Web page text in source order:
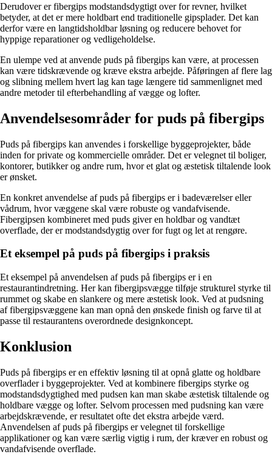
Derudover er fibergips modstandsdygtigt over for revner, hvilket
betyder, at det er mere holdbart end traditionelle gipsplader. Det kan
derfor være en langtidsholdbar løsning og reducere behovet for
hyppige reparationer og vedligeholdelse.
En ulempe ved at anvende puds på fibergips kan være, at processen
kan være tidskrævende og kræve ekstra arbejde. Påføringen af flere lag
og slibning mellem hvert lag kan tage længere tid sammenlignet med
andre metoder til efterbehandling af vægge og lofter.
Anvendelsesområder for puds på fibergips
Puds på fibergips kan anvendes i forskellige byggeprojekter, både
inden for private og kommercielle områder. Det er velegnet til boliger,
kontorer, butikker og andre rum, hvor et glat og æstetisk tiltalende look
er ønsket.
En konkret anvendelse af puds på fibergips er i badeværelser eller
vådrum, hvor væggene skal være robuste og vandafvisende.
Fibergipsen kombineret med puds giver en holdbar og vandtæt
overflade, der er modstandsdygtig over for fugt og let at rengøre.
Et eksempel på puds på fibergips i praksis
Et eksempel på anvendelsen af puds på fibergips er i en
restaurantindretning. Her kan fibergipsvægge tilføje strukturel styrke til
rummet og skabe en slankere og mere æstetisk look. Ved at pudsning
af fibergipsvæggene kan man opnå den ønskede finish og farve til at
passe til restaurantens overordnede designkoncept.
Konklusion
Puds på fibergips er en effektiv løsning til at opnå glatte og holdbare
overflader i byggeprojekter. Ved at kombinere fibergips styrke og
modstandsdygtighed med pudsen kan man skabe æstetisk tiltalende og
holdbare vægge og lofter. Selvom processen med pudsning kan være
arbejdskrævende, er resultatet ofte det ekstra arbejde værd.
Anvendelsen af puds på fibergips er velegnet til forskellige
applikationer og kan være særlig vigtig i rum, der kræver en robust og
vandafvisende overflade.